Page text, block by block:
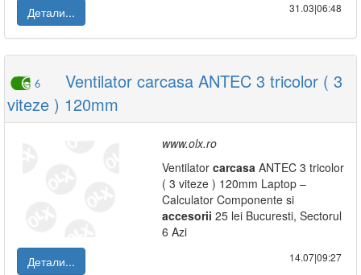
Детали...
31.03|06:48
6
Ventilator carcasa ANTEC 3 tricolor ( 3
viteze ) 120mm
www.olx.ro
Ventilator carcasa ANTEC 3 tricolor
( 3 viteze ) 120mm Laptop –
Calculator Componente si
accesorii 25 lei Bucuresti, Sectorul
6 Azi
Детали...
14.07|09:27